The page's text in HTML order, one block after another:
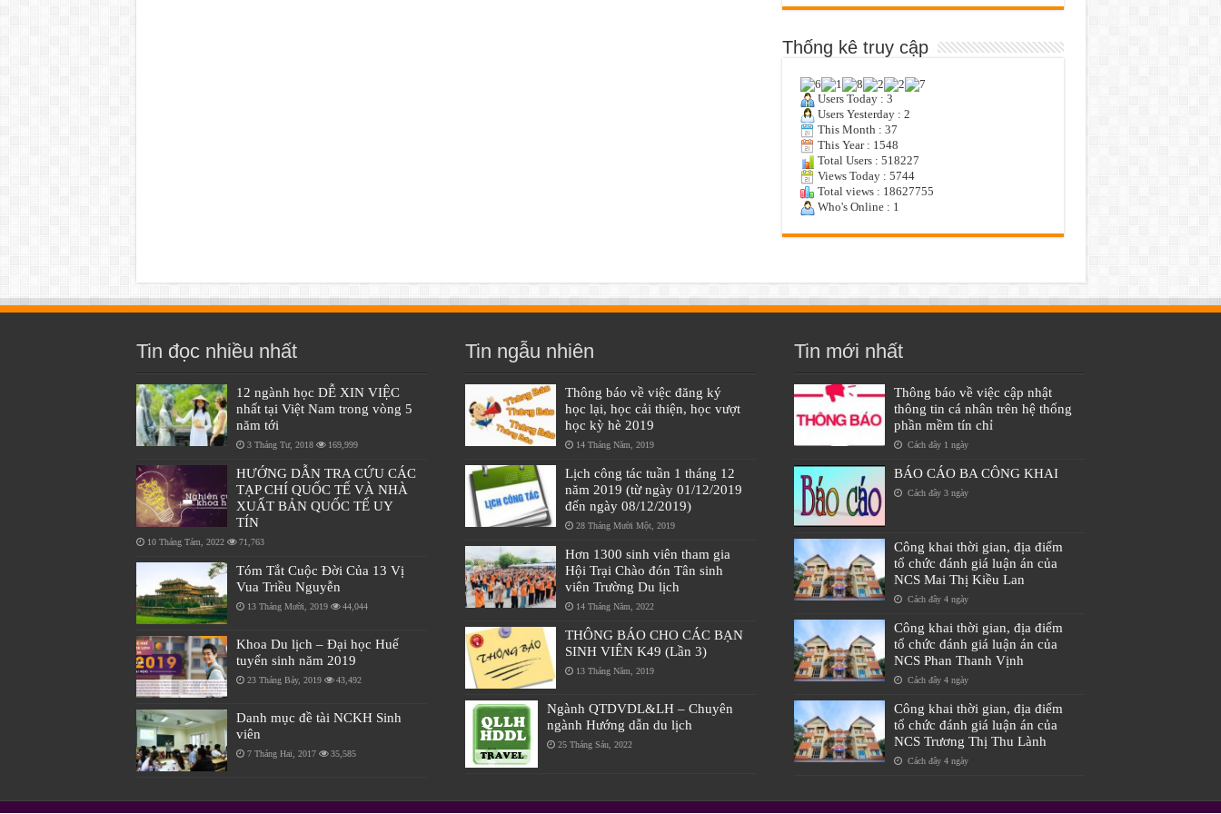
Thống kê truy cập
Users Today : 3
Users Yesterday : 2
This Month : 37
This Year : 1548
Total Users : 518227
Views Today : 5744
Total views : 18627755
Who's Online : 1
Tin đọc nhiều nhất
12 ngành học DỄ XIN VIỆC
nhất tại Việt Nam trong vòng 5
năm tới
3 Tháng Tư, 2018 169,999
HƯỚNG DẪN TRA CỨU CÁC
TẠP CHÍ QUỐC TẾ VÀ NHÀ
XUẤT BẢN QUỐC TẾ UY
TÍN
10 Tháng Tám, 2022 71,763
Tóm Tắt Cuộc Đời Của 13 Vị
Vua Triều Nguyễn
13 Tháng Mười, 2019 44,044
Khoa Du lịch – Đại học Huế
tuyển sinh năm 2019
23 Tháng Bảy, 2019 43,492
Danh mục đề tài NCKH Sinh
viên
7 Tháng Hai, 2017 35,585
Tin ngẫu nhiên
Thông báo về việc đăng ký
học lại, học cải thiện, học vượt
học kỳ hè 2019
14 Tháng Năm, 2019
Lịch công tác tuần 1 tháng 12
năm 2019 (từ ngày 01/12/2019
đến ngày 08/12/2019)
28 Tháng Mười Một, 2019
Hơn 1300 sinh viên tham gia
Hội Trại Chào đón Tân sinh
viên Trường Du lịch
14 Tháng Năm, 2022
THÔNG BÁO CHO CÁC BẠN
SINH VIÊN K49 (Lần 3)
13 Tháng Năm, 2019
Ngành QTDVDL&LH – Chuyên
ngành Hướng dẫn du lịch
25 Tháng Sáu, 2022
Tin mới nhất
Thông báo về việc cập nhật
thông tin cá nhân trên hệ thống
phần mềm tín chỉ
Cách đây 1 ngày
BÁO CÁO BA CÔNG KHAI
Cách đây 3 ngày
Công khai thời gian, địa điểm
tổ chức đánh giá luận án của
NCS Mai Thị Kiều Lan
Cách đây 4 ngày
Công khai thời gian, địa điểm
tổ chức đánh giá luận án của
NCS Phan Thanh Vịnh
Cách đây 4 ngày
Công khai thời gian, địa điểm
tổ chức đánh giá luận án của
NCS Trương Thị Thu Lành
Cách đây 4 ngày